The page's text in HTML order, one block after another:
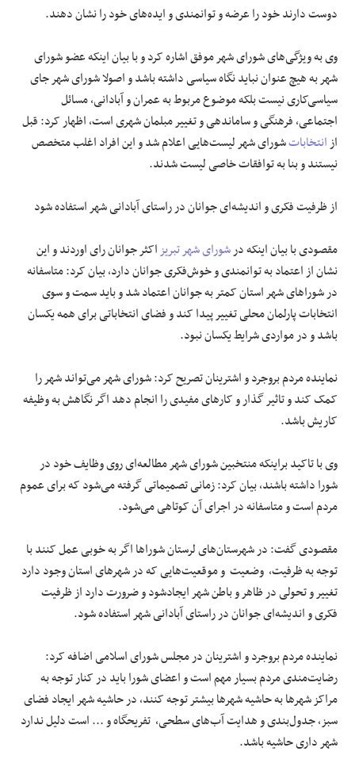
دوست دارند خود را عرضه و توانمندی و ایده‌های خود را نشان دهند.
وی به ویژگی‌های شورای شهر موفق اشاره کرد و با بیان اینکه عضو شورای
شهر به هیچ عنوان نباید نگاه سیاسی داشته باشد و اصولا شورای شهر جای
سیاسی‌کاری نیست بلکه موضوع مربوط به عمران و آبادانی، مسائل
اجتماعی، فرهنگی و ساماندهی و تغییر مبلمان شهری است، اظهار کرد: قبل
ازانتخاباتشورای شهر لیست‌هایی اعلام شد و این افراد اغلب متخصص
نیستند و بنا به توافقات خاصی لیست شدند.
از ظرفیت فکری و اندیشه‌ای جوانان در راستای آبادانی شهر استفاده شود
مقصودی با بیان اینکه درشورای شهر تبریزاکثر جوانان رای اوردند و این
نشان از اعتماد به توانمندی و خوش‌فکری جوانان دارد، بیان کرد: متاسفانه
در شوراهای شهر استان کمتر به جوانان اعتماد شد و باید سمت و سوی
انتخابات پارلمان محلی تغییر پیدا کند و فضای انتخاباتی برای همه یکسان
باشد و در مواردی شرایط یکسان نبود.
نماینده مردم بروجرد و اشترینان تصریح کرد: شورای شهر می‌تواند شهر را
کمک کند و تاثیر گذار و کارهای مفیدی را انجام دهد اگر نگاهش به وظیفه
کاریش باشد.
وی با تاکید براینکه منتخبین شورای شهر مطالعه‌ای روی وظایف خود در
شورا داشته باشند، بیان کرد: زمانی تصمیماتی گرفته می‌شود که برای عموم
مردم است و متاسفانه در اجرای آن کوتاهی می‌شود.
مقصودی گفت: در شهرستان‌های لرستان شوراها اگر به خوبی عمل کنند با
توجه به ظرفیت، وضعیت و موقعیت‌هایی که در شهرهای استان وجود دارد
تغییر و تحولی در ظاهر و باطن شهر ایجادشود و ضرورت دارد از ظرفیت
فکری و اندیشه‌ای جوانان در راستای آبادانی شهر استفاده شود.
نماینده مردم بروجرد و اشترینان در مجلس شورای اسلامی اضافه کرد:
رضایت‌مندی مردم بسیار مهم است و اعضای شورا باید در کنار توجه به
مراکز شهرها به حاشیه شهرها بیشتر توجه کنند، در حاشیه شهر ایجاد فضای
سبز، جدول‌بندی و هدایت آب‌های سطحی، تفریحگاه و ... است دلیل ندارد
شهر داری حاشیه باشد.